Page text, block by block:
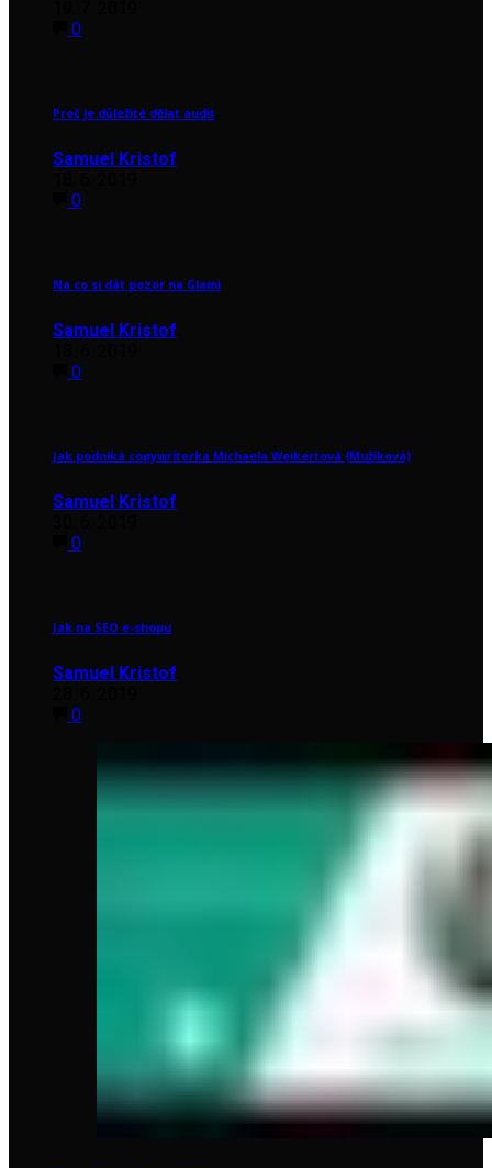
0
Proč je důležité dělat audit
Samuel Kristof
0
Na co si dát pozor na Glami
Samuel Kristof
0
Jak podniká copywriterka Michaela Weikertová (Mužíková)
Samuel Kristof
0
Jak na SEO e-shopu
Samuel Kristof
0